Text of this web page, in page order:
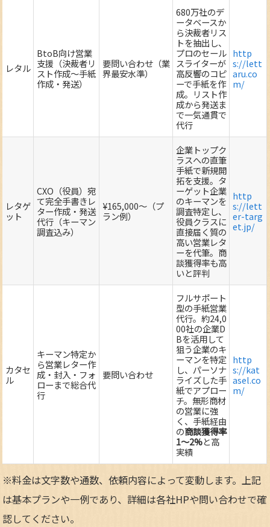
レタル
BtoB向け営業
支援（決裁者リ
スト作成～手紙
作成・発送）
要問い合わせ（業
界最安水準）
680万社のデ
ータベースか
ら決裁者リス
トを抽出し、
プロのセール
スライターが
高反響のコピ
ーで手紙を作
成。リスト作
成から発送ま
で一気通貫で
代行
http
s://lett
aru.co
m/
レタゲ
ット
CXO（役員）宛
て完全手書きレ
ター作成・発送
代行（キーマン
調査込み）
¥165,000～（プ
ラン例）
企業トップク
ラスへの直筆
手紙で新規開
拓を支援。タ
ーゲット企業
のキーマンを
調査特定し、
役員クラスに
直接届く質の
高い営業レタ
ーを代筆。商
談獲得率も高
いと評判
http
s://lett
er-targ
et.jp/
カタセ
ル
キーマン特定か
ら営業レター作
成・封入・フォ
ローまで総合代
行
要問い合わせ
フルサポート
型の手紙営業
代行。約24,0
00社の企業D
Bを活用して
狙う企業のキ
ーマンを特定
し、パーソナ
ライズした手
紙でアプロー
チ。無形商材
の営業に強
く、手紙経由
の商談獲得率
1～2%と高
実績
http
s://kat
asel.co
m/
※料金は文字数や通数、依頼内容によって変動します。上記
は基本プランや一例であり、詳細は各社HPや問い合わせで確
認してください。​